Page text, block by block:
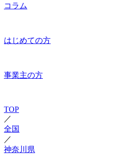
コラム
はじめての方
事業主の方
TOP
／
全国
／
神奈川県